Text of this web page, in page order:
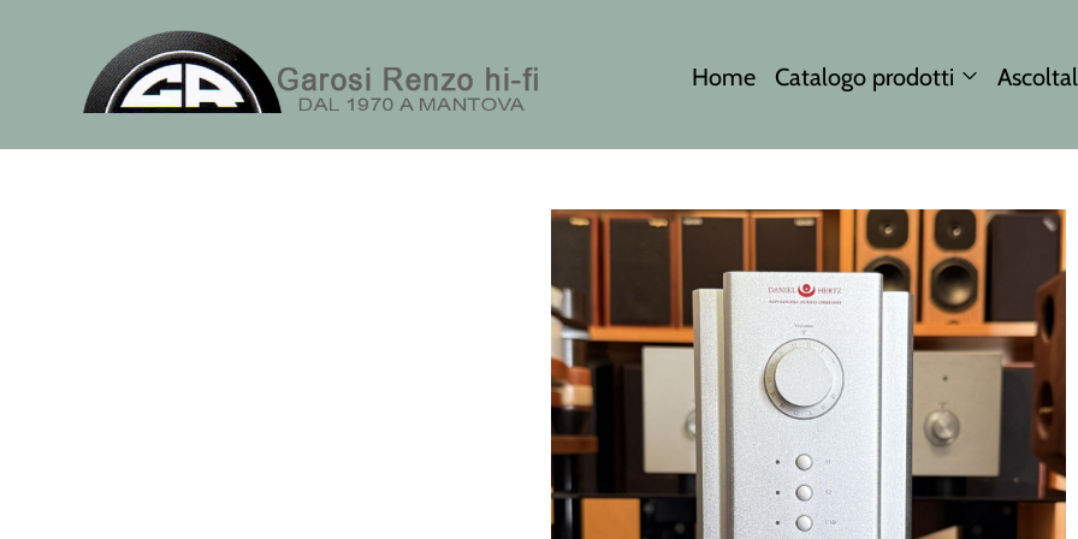
Home Catalogo prodotti